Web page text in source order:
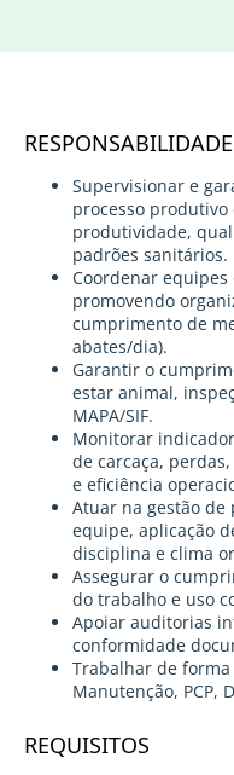
Supervisionar e
processo
produtividade,
padrões sanitários.
Coordenar
promovendo
cumprimento de
abates/dia).
Garantir o
estar animal,
MAPA/SIF.
Monitorar
de carcaça,
e eficiência
Atuar na gestão de
equipe, aplicação
disciplina e clima
Assegurar o
do trabalho e uso
Apoiar auditorias
conformidade
Trabalhar de
Manutenção, PCP,
REQUISITOS